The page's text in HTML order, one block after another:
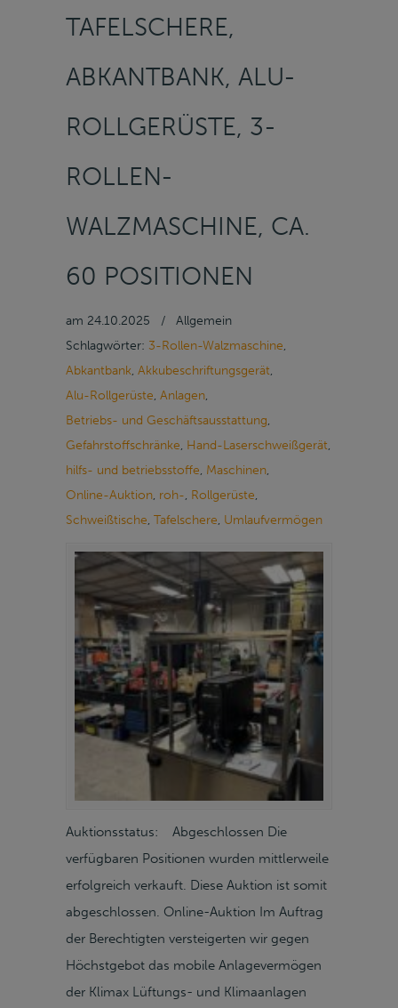
FELSCHERE, AB
KANTBANK, ALU-RO
LLGERÜSTE, 3-RO
LLEN-WA
LZMASCHINE, CA. 60
POSITIONEN
am 24.10.2025 /
Allgemein
Schlagwörter: 3-Rollen-Walzmaschine,
Abkantbank, Akkubeschriftungsgerät,
Alu-Rollgerüste, Anlagen,
Betriebs- und Geschäftsausstattung,
Gefahrstoffschränke, Hand-Laserschweißgerät,
hilfs- und betriebsstoffe, Maschinen,
Online-Auktion, roh-, Rollgerüste,
Schweißtische, Tafelschere, Umlaufvermögen
Auktionsstatus: Abgeschlossen Die
verfügbaren Positionen wurden mittlerweile
erfolgreich verkauft. Diese Auktion ist somit
abgeschlossen. Online-Auktion Im Auftrag
der Berechtigten versteigerten wir gegen
Höchstgebot das mobile Anlagevermögen
der Klimax Lüftungs- und Klimaanlagen